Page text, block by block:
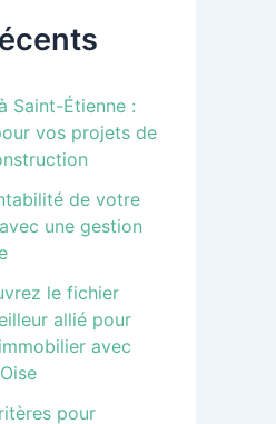
Saint-Étienne :
vos projets de
de votre
une gestion
le fichier
allié pour
avec
pour